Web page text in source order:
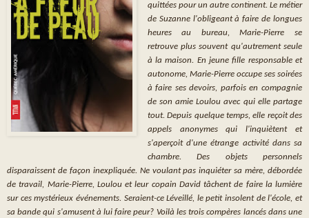
quittées pour un autre continent. Le métier
de Suzanne l'obligeant à faire de longues
heures au bureau, Marie-Pierre se
retrouve plus souvent qu'autrement seule
à la maison. En jeune fille responsable et
autonome, Marie-Pierre occupe ses soirées
à faire ses devoirs, parfois en compagnie
de son amie Loulou avec qui elle partage
tout. Depuis quelque temps, elle reçoit des
appels anonymes qui l'inquiètent et
s'aperçoit d'une étrange activité dans sa
chambre. Des objets personnels
disparaissent de façon inexpliquée. Ne voulant pas inquiéter sa mère, débordée
de travail, Marie-Pierre, Loulou et leur copain David tâchent de faire la lumière
sur ces mystérieux événements. Seraient-ce Léveillé, le petit insolent de l'école, et
sa bande qui s'amusent à lui faire peur? Voilà les trois compères lancés dans une